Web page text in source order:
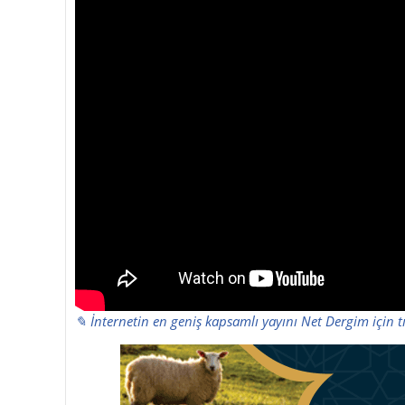
✎ İnternetin en geniş kapsamlı yayını Net Dergim için